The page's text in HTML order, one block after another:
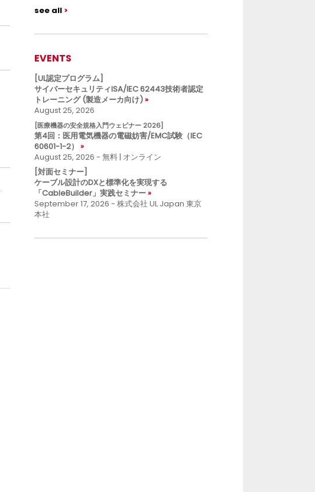
see all
EVENTS
[UL認定プログラム]
サイバーセキュリティISA/IEC 62443技術者認定
トレーニング (製造メーカ向け)
August 25, 2026
[医療機器の安全規格入門ウェビナー 2026]
第4回：医用電気機器の電磁妨害/EMC試験（IEC
60601-1-2）
August 25, 2026 - 無料 | オンライン
[対面セミナー]
ケーブル設計のDXと標準化を実現する
「CableBuilder」実践セミナー
September 17, 2026 - 株式会社 UL Japan 東京
本社